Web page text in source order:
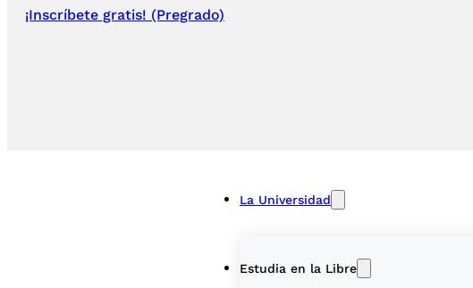
¡Inscríbete gratis! (Pregrado)
La Universidad
Estudia en la Libre